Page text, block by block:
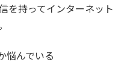
を持ってインターネット
悩んでいる